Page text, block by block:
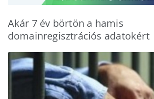
Akár 7 év börtön a hamis
domainregisztrációs adatokért